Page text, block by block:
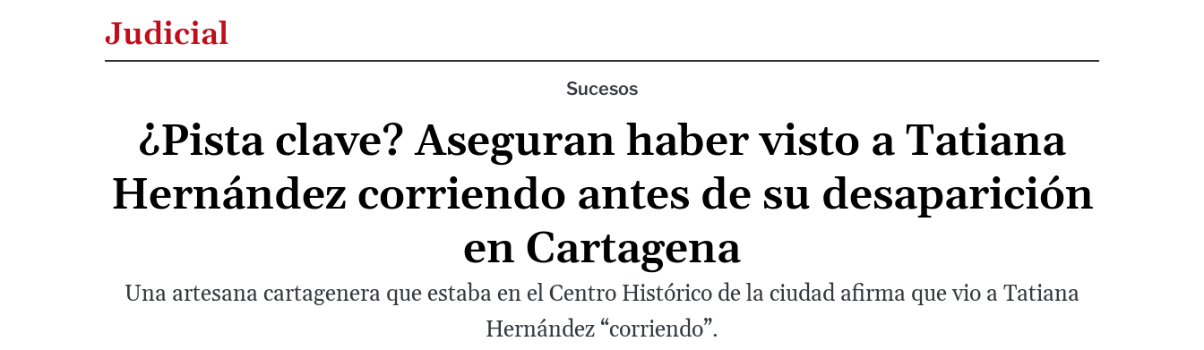
Judicial
Sucesos
¿Pista clave? Aseguran haber visto a Tatiana
Hernández corriendo antes de su desaparición
en Cartagena
Una artesana cartagenera que estaba en el Centro Histórico de la ciudad afirma que vio a Tatiana
Hernández “corriendo”.